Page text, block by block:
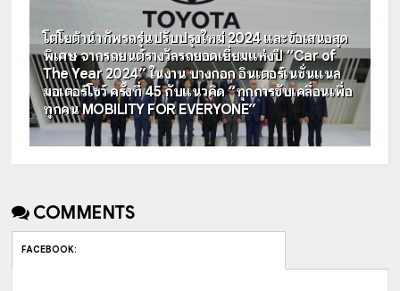
โตโยต้านำทัพรถรุ่นปรับปรุงใหม่ 2024 และข้อเสนอสุด
พิเศษ จากรถยนต์รางวัลรถยอดเยี่ยมแห่งปี “Car of
The Year 2024” ในงาน บางกอก อินเตอร์เนชั่นแนล
มอเตอร์โชว์ ครั้งที่ 45 กับแนวคิด “ทุกการขับเคลื่อนเพื่อ
ทุกคน MOBILITY FOR EVERYONE”
COMMENTS
FACEBOOK: